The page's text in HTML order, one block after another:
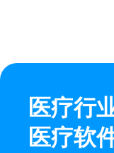
医疗行
医疗软